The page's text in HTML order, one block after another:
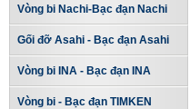
Vòng bi Nachi-Bạc đạn Nachi
Gối đỡ Asahi - Bạc đạn Asahi
Vòng bi INA - Bạc đạn INA
Vòng bi - Bạc đạn TIMKEN